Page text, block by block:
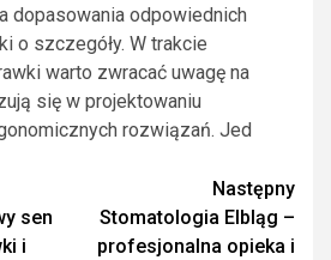
dopasowania odpowiednich
o szczegóły. W trakcie
warto zwracać uwagę na
się w projektowaniu
rozwiązań. Jed
sen
i
Następny
Stomatologia Elbląg –
profesjonalna opieka i